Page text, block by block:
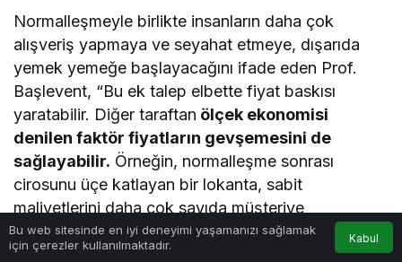
Normalleşmeyle birlikte insanların daha çok
alışveriş yapmaya ve seyahat etmeye, dışarıda
yemek yemeğe başlayacağını ifade eden Prof.
Başlevent, “Bu ek talep elbette fiyat baskısı
yaratabilir. Diğer taraftan ölçek ekonomisi
denilen faktör fiyatların gevşemesini de
sağlayabilir. Örneğin, normalleşme sonrası
cirosunu üçe katlayan bir lokanta, sabit
maliyetlerini daha çok sayıda müşteriye
paylaştırabileceği için, fiyatlarını artırmadan da
yola devam edebilir.” dedi.
Bu web sitesinde en iyi deneyimi yaşamanızı sağlamak
için çerezler kullanılmaktadır.
Kabul